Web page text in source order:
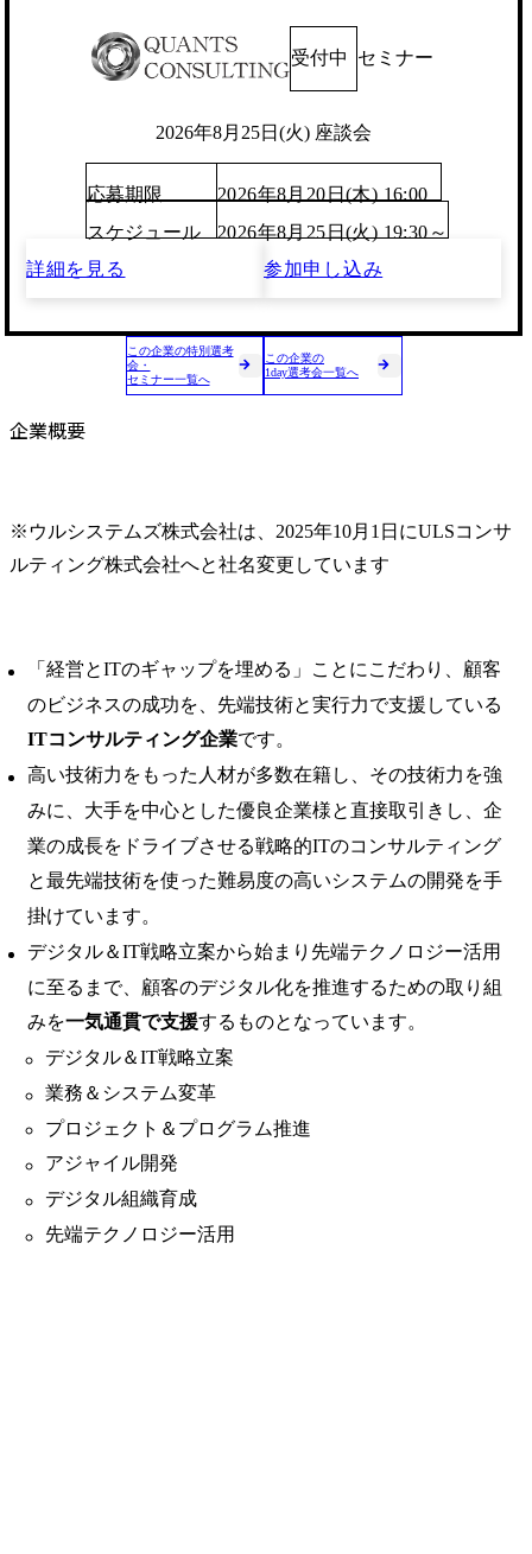
受付中 セミナー
2026年8月25日(火) 座談会
応募期限
2026年8月20日(木) 16:00
スケジュール
2026年8月25日(火) 19:30～
詳細を見る
参加申し込み
この企業の特別選考
会・
セミナー一覧へ
この企業の
1day選考会一覧へ
企業概要
※ウルシステムズ株式会社は、2025年10月1日にULSコンサ
ルティング株式会社へと社名変更しています
「経営とITのギャップを埋める」ことにこだわり、顧客
のビジネスの成功を、先端技術と実行力で支援している
ITコンサルティング企業です。
高い技術力をもった人材が多数在籍し、その技術力を強
みに、大手を中心とした優良企業様と直接取引きし、企
業の成長をドライブさせる戦略的ITのコンサルティング
と最先端技術を使った難易度の高いシステムの開発を手
掛けています。
デジタル＆IT戦略立案から始まり先端テクノロジー活用
に至るまで、顧客のデジタル化を推進するための取り組
みを一気通貫で支援するものとなっています。
デジタル＆IT戦略立案
業務＆システム変革
プロジェクト＆プログラム推進
アジャイル開発
デジタル組織育成
先端テクノロジー活用